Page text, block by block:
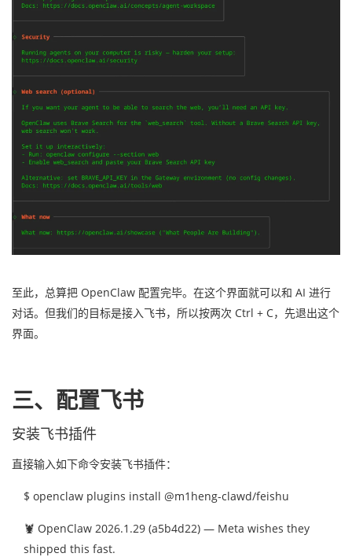
至此，总算把 OpenClaw 配置完毕。在这个界面就可以和 AI 进行
对话。但我们的目标是接入飞书，所以按两次 Ctrl + C，先退出这个
界面。
三、配置飞书
安装飞书插件
直接输入如下命令安装飞书插件：
$ openclaw plugins install @m1heng-clawd/feishu
🦞 OpenClaw 2026.1.29 (a5b4d22) — Meta wishes they
shipped this fast.